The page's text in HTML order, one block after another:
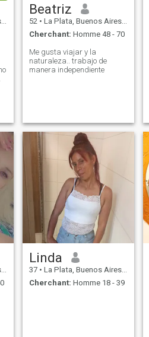
Beatriz
52 • La Plata, Buenos Aires, Argentine
Cherchant: Homme 48 - 70
Me gusta viajar y la
naturaleza.. trabajo de
manera independiente
Linda
37 • La Plata, Buenos Aires, Argentine
Cherchant: Homme 18 - 39